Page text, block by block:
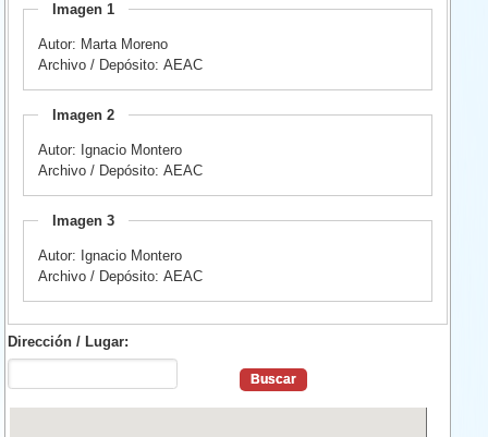
Imagen 1
Autor: Marta Moreno
Archivo / Depósito: AEAC
Imagen 2
Autor: Ignacio Montero
Archivo / Depósito: AEAC
Imagen 3
Autor: Ignacio Montero
Archivo / Depósito: AEAC
Dirección / Lugar: